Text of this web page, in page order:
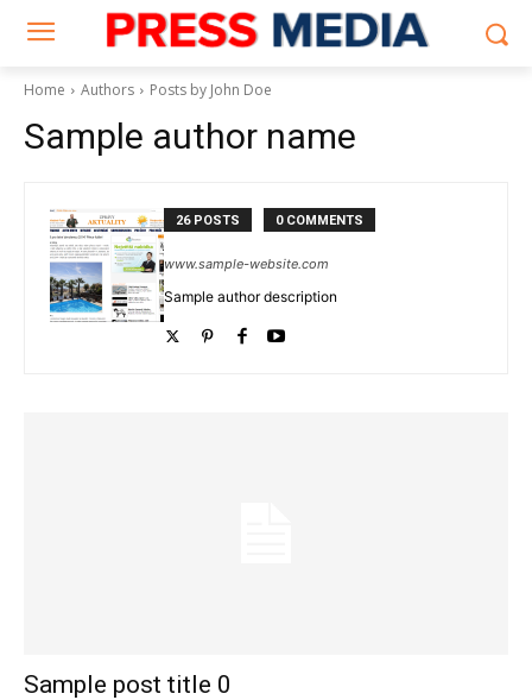
Home Authors Posts by John Doe
Sample author name
26 POSTS 0 COMMENTS
www.sample-website.com
Sample author description
Sample post title 0